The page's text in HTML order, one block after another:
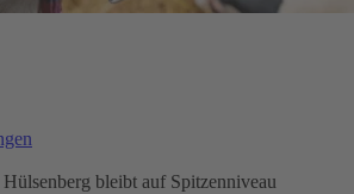
bleibt auf Spitzenniveau